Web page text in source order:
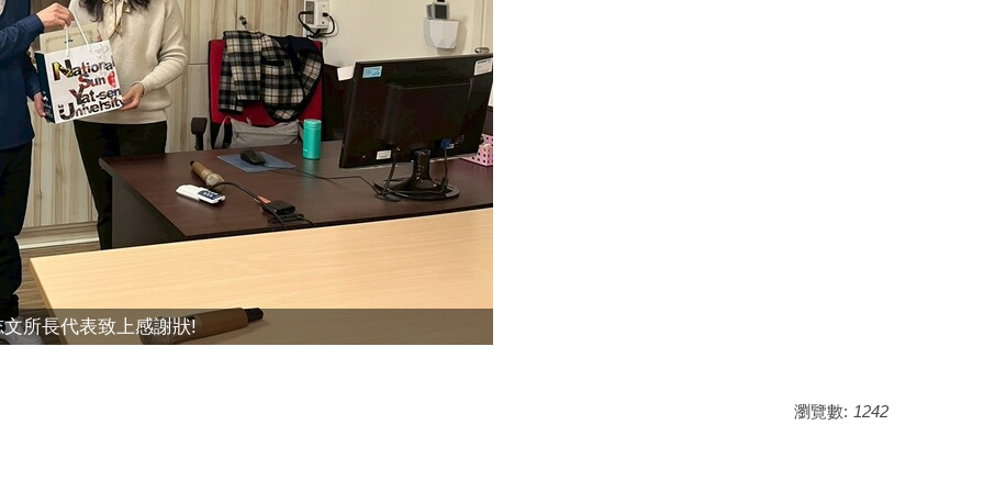
所長代表致上感謝狀!
瀏覽數: 1242